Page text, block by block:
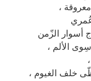
،
أسوار الزّمن
الألم ،
خلف الغيوم ،